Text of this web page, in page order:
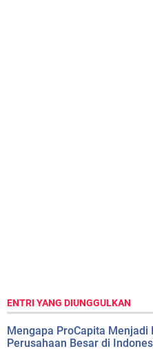
ENTRI YANG DIUNGGULKAN
Mengapa ProCapita Menjadi
Perusahaan Besar di